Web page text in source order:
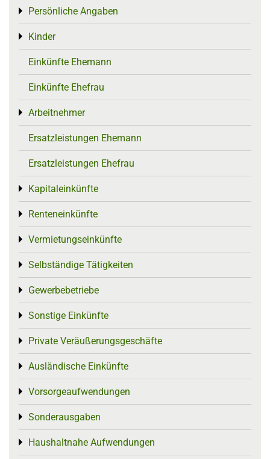
Persönliche Angaben
Toggle menu
Kinder
Toggle menu
Einkünfte Ehemann
Einkünfte Ehefrau
Arbeitnehmer
Toggle menu
Ersatzleistungen Ehemann
Ersatzleistungen Ehefrau
Kapitaleinkünfte
Toggle menu
Renteneinkünfte
Toggle menu
Vermietungseinkünfte
Toggle menu
Selbständige Tätigkeiten
Toggle menu
Gewerbebetriebe
Toggle menu
Sonstige Einkünfte
Toggle menu
Private Veräußerungsgeschäfte
Toggle menu
Ausländische Einkünfte
Toggle menu
Vorsorgeaufwendungen
Toggle menu
Sonderausgaben
Toggle menu
Haushaltnahe Aufwendungen
Toggle menu